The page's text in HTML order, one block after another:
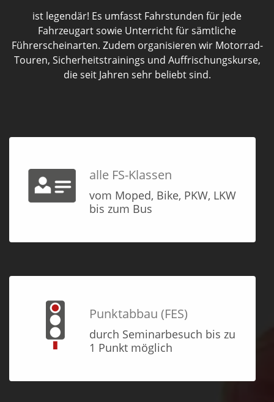
ist legendär! Es umfasst Fahrstunden für jede
Fahrzeugart sowie Unterricht für sämtliche
Führerscheinarten. Zudem organisieren wir Motorrad-
Touren, Sicherheitstrainings und Auffrischungskurse,
die seit Jahren sehr beliebt sind.
alle FS-Klassen
vom Moped, Bike, PKW, LKW
bis zum Bus
Punktabbau (FES)
durch Seminarbesuch bis zu
1 Punkt möglich